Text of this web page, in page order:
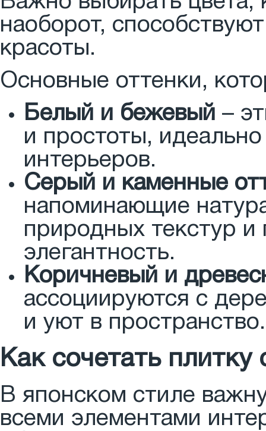
наоборот,
красоты.
Основные оттенки,
Белый и бежевый –
и простоты,
интерьеров.
Серый и каменные
напоминающие
природных текстур и
элегантность.
Коричневый и
ассоциируются с
и уют в пространство.
Как сочетать плитку
В японском стиле
всеми элементами